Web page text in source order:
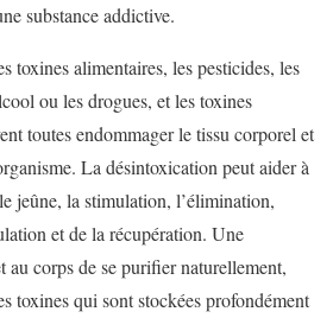
substance addictive.
toxines alimentaires, les pesticides, les
ou les drogues, et les toxines
toutes endommager le tissu corporel et
La désintoxication peut aider à
jeûne, la stimulation, l’élimination,
et de la récupération. Une
au corps de se purifier naturellement,
toxines qui sont stockées profondément